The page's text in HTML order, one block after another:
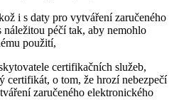
i s daty pro vytváření zaručeného
péčí tak, aby nemohlo
použití,
certifikačních služeb,
o tom, že hrozí nebezpečí
zaručeného elektronického